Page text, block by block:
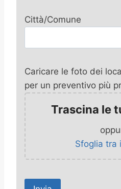
Città/Comune
Caricare le foto dei
per un preventivo più
Trascina le
Sfoglia tra